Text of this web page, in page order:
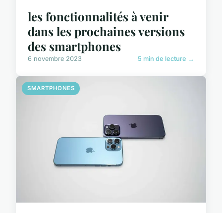
les fonctionnalités à venir
dans les prochaines versions
des smartphones
6 novembre 2023 5 min de lecture →
SMARTPHONES